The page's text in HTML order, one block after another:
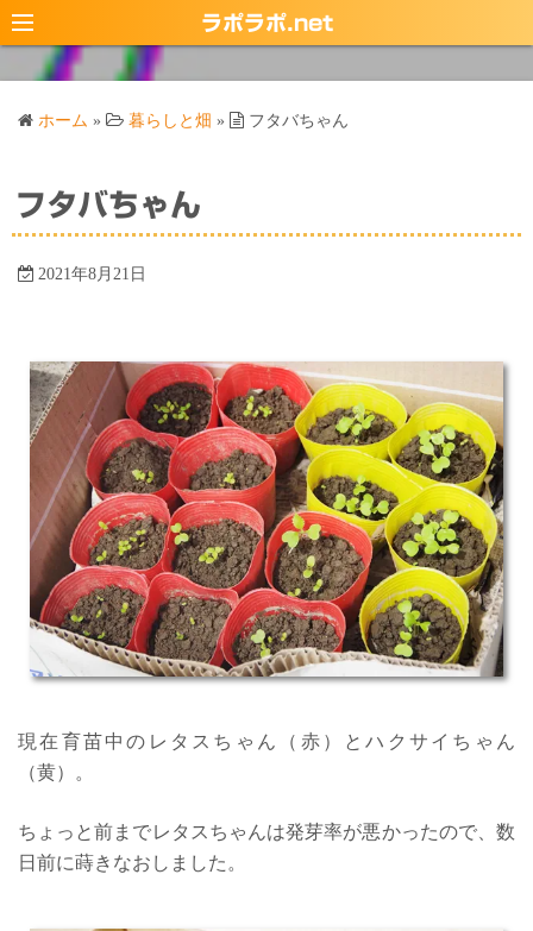
コ
ン
キ
ラポラポ.net
ホーム » 暮らしと畑 » フタバちゃん
フタバちゃん
2021年8月21日
現在育苗中のレタスちゃん（赤）とハクサイちゃん
（黄）。
ちょっと前までレタスちゃんは発芽率が悪かったので、数
日前に蒔きなおしました。